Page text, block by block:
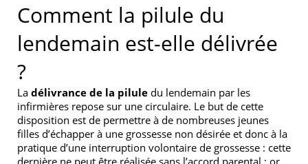
Comment la pilule du
lendemain est-elle délivrée
?
La délivrance de la pilule du lendemain par les
infirmières repose sur une circulaire. Le but de cette
disposition est de permettre à de nombreuses jeunes
filles d’échapper à une grossesse non désirée et donc à la
pratique d’une interruption volontaire de grossesse : cette